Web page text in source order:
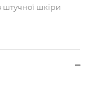
шкіри